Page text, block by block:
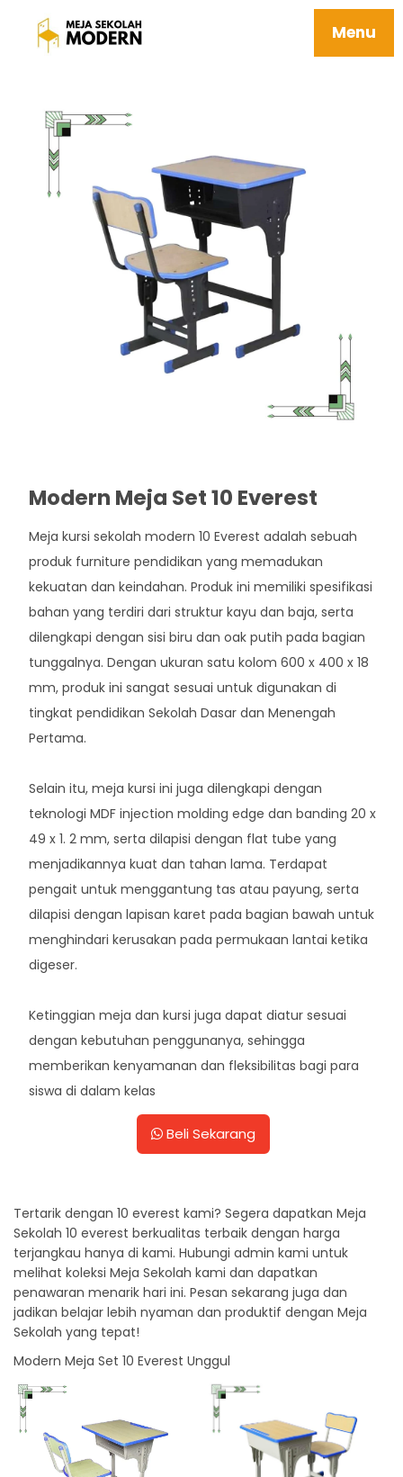
Menu
Meja Siswa Tunggal Tahan Karat
Ergonomis 10 Everest
Modern Meja Set 10 Everest
Meja kursi sekolah modern 10 Everest adalah sebuah
produk furniture pendidikan yang memadukan
kekuatan dan keindahan. Produk ini memiliki spesifikasi
bahan yang terdiri dari struktur kayu dan baja, serta
dilengkapi dengan sisi biru dan oak putih pada bagian
tunggalnya. Dengan ukuran satu kolom 600 x 400 x 18
mm, produk ini sangat sesuai untuk digunakan di
tingkat pendidikan Sekolah Dasar dan Menengah
Pertama.
Selain itu, meja kursi ini juga dilengkapi dengan
teknologi MDF injection molding edge dan banding 20 x
49 x 1. 2 mm, serta dilapisi dengan flat tube yang
menjadikannya kuat dan tahan lama. Terdapat
pengait untuk menggantung tas atau payung, serta
dilapisi dengan lapisan karet pada bagian bawah untuk
menghindari kerusakan pada permukaan lantai ketika
digeser.
Ketinggian meja dan kursi juga dapat diatur sesuai
dengan kebutuhan penggunanya, sehingga
memberikan kenyamanan dan fleksibilitas bagi para
siswa di dalam kelas
Beli Sekarang
Tertarik dengan 10 everest kami? Segera dapatkan Meja
Sekolah 10 everest berkualitas terbaik dengan harga
terjangkau hanya di kami. Hubungi admin kami untuk
melihat koleksi Meja Sekolah kami dan dapatkan
penawaran menarik hari ini. Pesan sekarang juga dan
jadikan belajar lebih nyaman dan produktif dengan Meja
Sekolah yang tepat!
Modern Meja Set 10 Everest Unggul